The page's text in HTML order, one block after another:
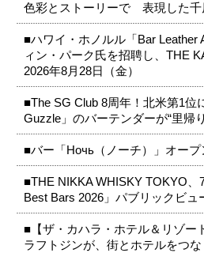
色彩とストーリーで 表現した千
■ハワイ・ホノルル「Bar Leather
ィン・パーク氏を招聘し、THE
2026年8月28日（金）
■The SG Club 8周年！北米第1位
Guzzle」のバーテンダーが“里帰
■バー「Ночь（ノーチ）」オープ
■THE NIKKA WHISKY TOKYO、
Best Bars 2026」パブリックビュ
■【ザ・カハラ・ホテル＆リゾー
ラフトジンが、街とホテルをつ